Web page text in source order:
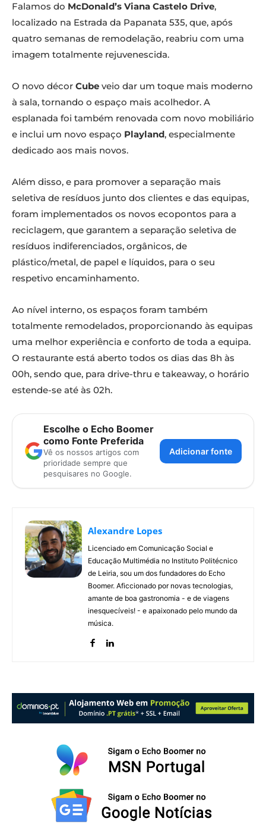
Falamos do McDonald’s Viana Castelo Drive,
localizado na Estrada da Papanata 535, que, após
quatro semanas de remodelação, reabriu com uma
imagem totalmente rejuvenescida.
O novo décor Cube veio dar um toque mais moderno
à sala, tornando o espaço mais acolhedor. A
esplanada foi também renovada com novo mobiliário
e inclui um novo espaço Playland, especialmente
dedicado aos mais novos.
Além disso, e para promover a separação mais
seletiva de resíduos junto dos clientes e das equipas,
foram implementados os novos ecopontos para a
reciclagem, que garantem a separação seletiva de
resíduos indiferenciados, orgânicos, de
plástico/metal, de papel e líquidos, para o seu
respetivo encaminhamento.
Ao nível interno, os espaços foram também
totalmente remodelados, proporcionando às equipas
uma melhor experiência e conforto de toda a equipa.
O restaurante está aberto todos os dias das 8h às
00h, sendo que, para drive-thru e takeaway, o horário
estende-se até às 02h.
Escolhe o Echo Boomer
como Fonte Preferida
Vê os nossos artigos com
prioridade sempre que
pesquisares no Google.
Adicionar fonte
Alexandre Lopes
Licenciado em Comunicação Social e
Educação Multimédia no Instituto Politécnico
de Leiria, sou um dos fundadores do Echo
Boomer. Aficcionado por novas tecnologias,
amante de boa gastronomia - e de viagens
inesquecíveis! - e apaixonado pelo mundo da
música.